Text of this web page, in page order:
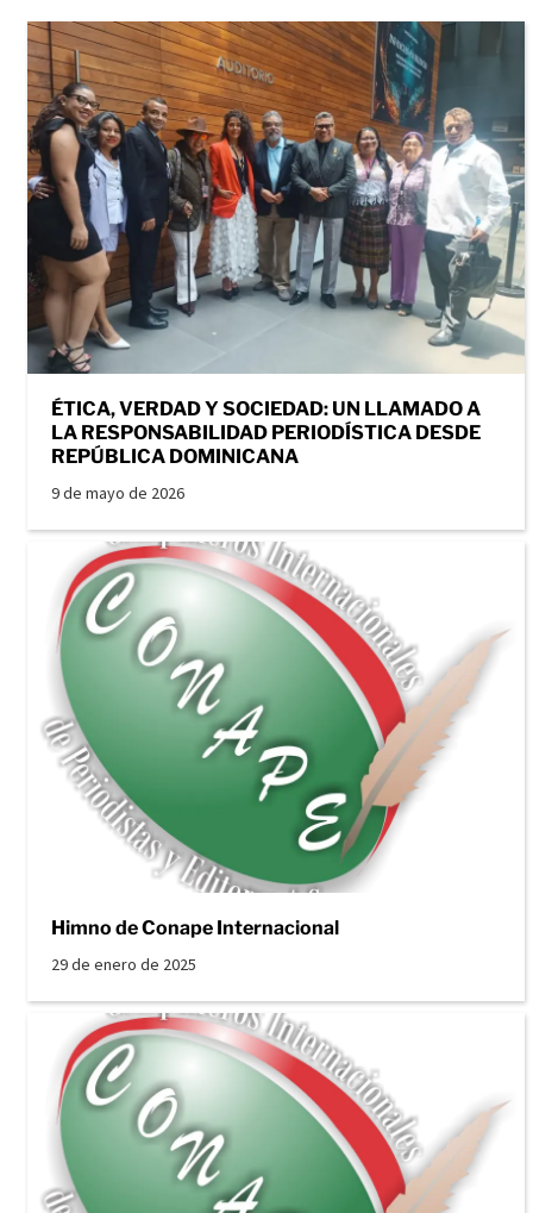
ÉTICA, VERDAD Y SOCIEDAD: UN LLAMADO A
LA RESPONSABILIDAD PERIODÍSTICA DESDE
REPÚBLICA DOMINICANA
9 de mayo de 2026
Himno de Conape Internacional
29 de enero de 2025